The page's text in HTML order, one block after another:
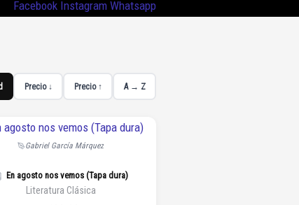
Facebook Instagram Whatsapp
Precio ↓ Precio ↑ A → Z
Gabriel García Márquez
En agosto nos vemos (Tapa dura)
Literatura Clásica